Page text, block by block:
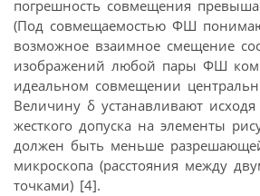
погрешность совмещения
(Под совмещаемостью ФШ
возможное взаимное смещение
изображений любой пары ФШ
идеальном совмещении
Величину δ устанавливают
жесткого допуска на элементы
должен быть меньше
микроскопа (расстояния между
точками) [4].